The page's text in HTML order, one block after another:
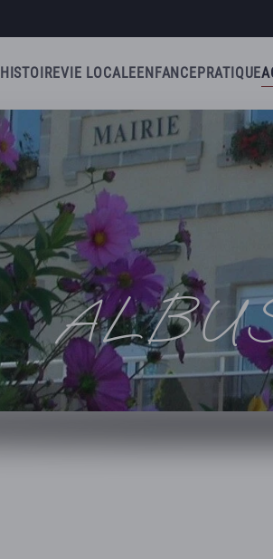
HISTOIREVIE LOCALEENFANCEPRATIQUE